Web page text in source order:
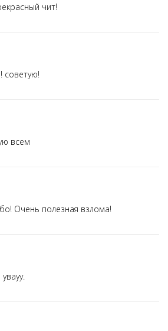
чит!
советую!
всем
Очень полезная взлома!